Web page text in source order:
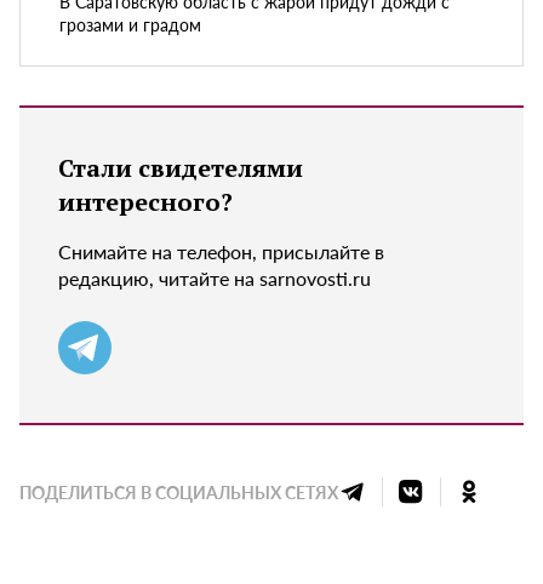
грозами и градом
Стали свидетелями
интересного?
Снимайте на телефон, присылайте в
редакцию, читайте на sarnovosti.ru
ПОДЕЛИТЬСЯ В СОЦИАЛЬНЫХ СЕТЯХ